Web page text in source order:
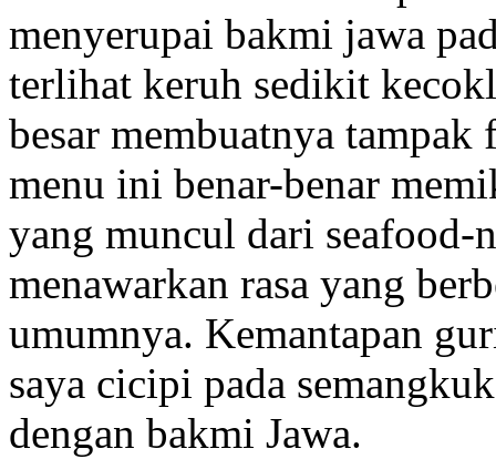
menyerupai bakmi jawa
terlihat keruh sedikit
besar membuatnya
menu ini benar-benar
yang muncul dari seafood-
menawarkan rasa yang
umumnya. Kemantapan
saya cicipi pada
dengan bakmi Jawa.